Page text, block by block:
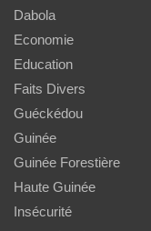
Dabola
Economie
Education
Faits Divers
Guéckédou
Guinée
Guinée Forestière
Haute Guinée
Insécurité